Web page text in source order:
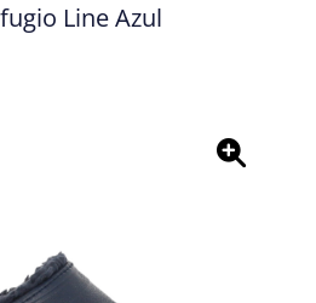
Line Azul